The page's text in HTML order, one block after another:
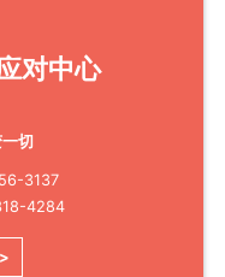
对中心
切
3137
4284